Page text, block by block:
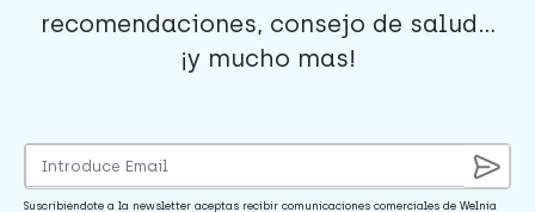
recomendaciones, consejo de salud...
¡y mucho mas!
Suscribiéndote a la newsletter aceptas recibir comunicaciones comerciales de Welnia